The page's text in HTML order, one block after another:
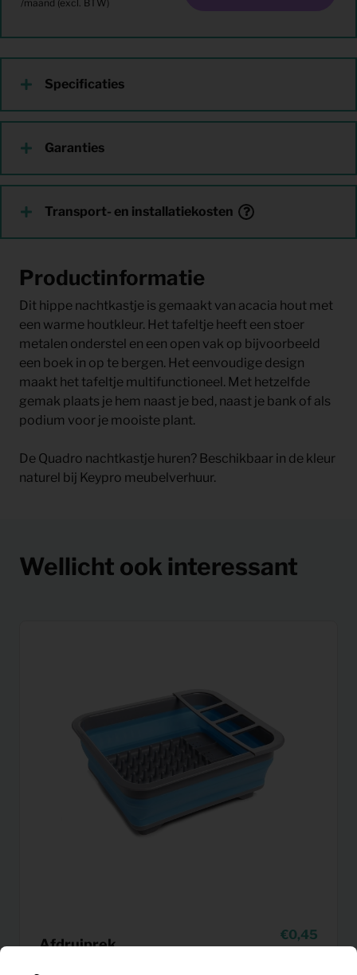
Specificaties
Garanties
Transport- en installatiekosten
Productinformatie
Dit hippe nachtkastje is gemaakt van acacia hout met
een warme houtkleur. Het tafeltje heeft een stoer
metalen onderstel en een open vak op bijvoorbeeld
een boek in op te bergen. Het eenvoudige design
maakt het tafeltje multifunctioneel. Met hetzelfde
gemak plaats je hem naast je bed, naast je bank of als
podium voor je mooiste plant.
De Quadro nachtkastje huren? Beschikbaar in de kleur
naturel bij Keypro meubelverhuur.
Wellicht ook interessant
Afdruiprek
0,45
Per maand